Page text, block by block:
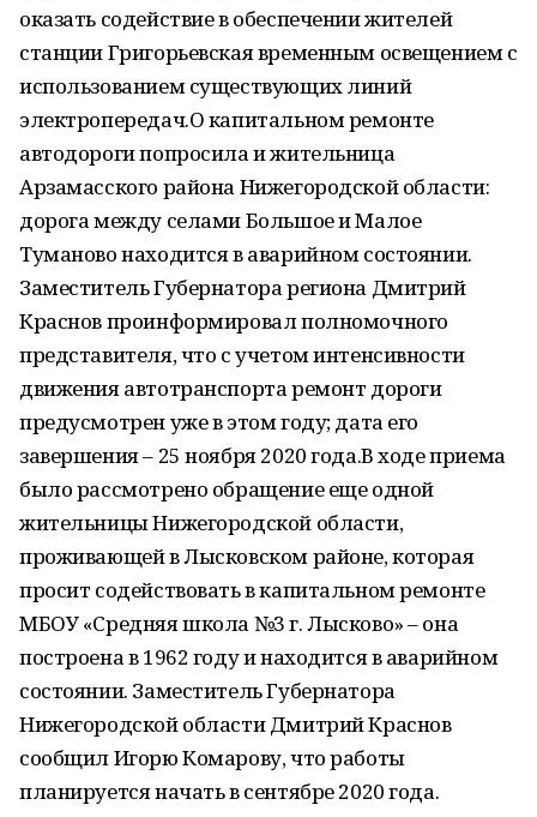
оказать содействие в обеспечении жителей
станции Григорьевская временным освещением с
использованием существующих линий
электропередач.О капитальном ремонте
автодороги попросила и жительница
Арзамасского района Нижегородской области:
дорога между селами Большое и Малое
Туманово находится в аварийном состоянии.
Заместитель Губернатора региона Дмитрий
Краснов проинформировал полномочного
представителя, что с учетом интенсивности
движения автотранспорта ремонт дороги
предусмотрен уже в этом году; дата его
завершения – 25 ноября 2020 года.В ходе приема
было рассмотрено обращение еще одной
жительницы Нижегородской области,
проживающей в Лысковском районе, которая
просит содействовать в капитальном ремонте
МБОУ «Средняя школа №3 г. Лысково» – она
построена в 1962 году и находится в аварийном
состоянии. Заместитель Губернатора
Нижегородской области Дмитрий Краснов
сообщил Игорю Комарову, что работы
планируется начать в сентябре 2020 года.